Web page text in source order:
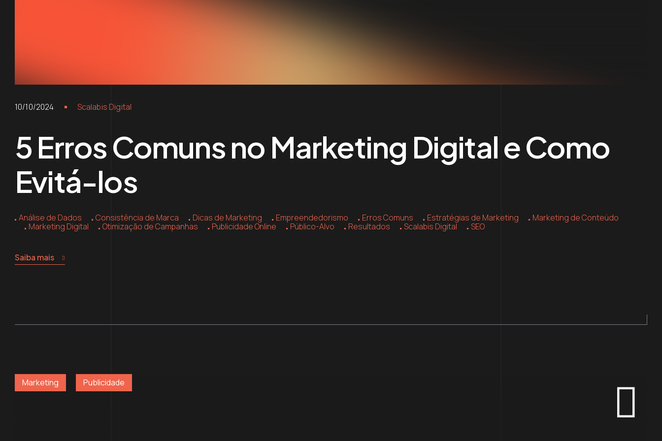
10/10/2024 Scalabis Digital
5 Erros Comuns no Marketing Digital e Como
Evitá-los
Análise de Dados Consistência de Marca Dicas de Marketing Empreendedorismo Erros Comuns Estratégias de Marketing
Marketing de Conteúdo
Marketing Digital
Otimização de Campanhas Publicidade Online Público-Alvo Resultados Scalabis Digital SEO
Saiba mais
Marketing Publicidade